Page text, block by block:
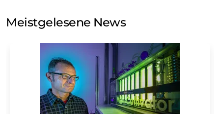
Meinungsforschung per E-Mail kontaktieren. Ihre
Einwilligung können Sie jederzeit ohne Angabe von
Str. 2, 12489 Berlin oder per E-Mail unter
widerruf@lumitos.com mit Wirkung für die Zukunft
widerrufen. Zudem ist in jeder E-Mail ein Link zur
Abbestellung des entsprechenden Newsletters
enthalten.
Meistgelesene News